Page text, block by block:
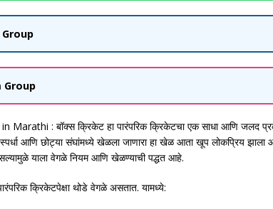
Group
Marathi : बॉक्स क्रिकेट हा पारंपरिक क्रिकेटचा एक साधा आणि जलद
स्पर्धा आणि छोट्या संघांमध्ये खेळला जाणारा हा खेळ आता खूप लोकप्रिय झाला
याला वेगळे नियम आणि खेळण्याची पद्धत आहे.
क्रिकेटपेक्षा थोडे वेगळे असतात. यामध्ये: